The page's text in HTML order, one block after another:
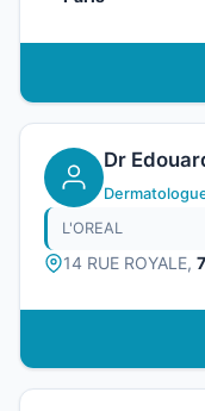
Dr
L'OREAL
14 RUE ROYALE,